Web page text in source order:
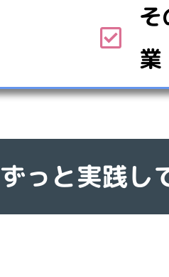
業
っと実践